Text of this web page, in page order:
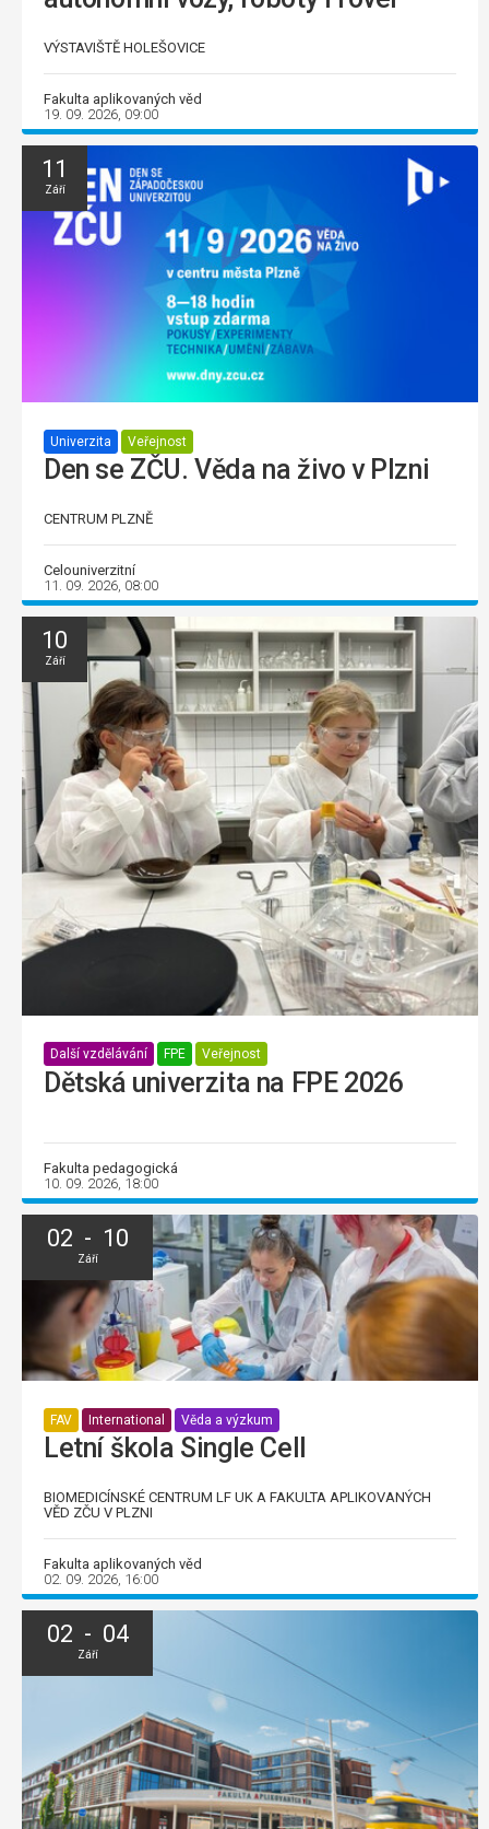
VÝSTAVIŠTĚ HOLEŠOVICE
Fakulta aplikovaných věd
19. 09. 2026, 09:00
11
Září
Univerzita Veřejnost
Den se ZČU. Věda na živo v Plzni
CENTRUM PLZNĚ
Celouniverzitní
11. 09. 2026, 08:00
10
Září
Další vzdělávání FPE Veřejnost
Dětská univerzita na FPE 2026
Fakulta pedagogická
10. 09. 2026, 18:00
02 - 10
Září
FAV International Věda a výzkum
Letní škola Single Cell
BIOMEDICÍNSKÉ CENTRUM LF UK A FAKULTA APLIKOVANÝCH
VĚD ZČU V PLZNI
Fakulta aplikovaných věd
02. 09. 2026, 16:00
02 - 04
Září